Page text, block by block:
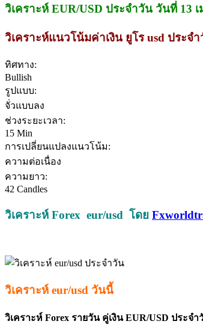
วิเคราะห์ EUR/USD ประจำวัน วันที่ 13
วิเคราะห์แนวโน้มค่าเงิน ยูโร usd ประจ
ทิศทาง:
Bullish
รูปแบบ:
จั่วแบบลง
ช่วงระยะเวลา:
15 Min
การเปลี่ยนแปลงแนวโน้ม:
ความต่อเนื่อง
ความยาว:
42 Candles
วิเคราะห์ Forex eur/usd โดย
วิเคราะห์ eur/usd วันนี้
วิเคราะห์ Forex รายวัน คู่เงิน EUR/USD ประจำ